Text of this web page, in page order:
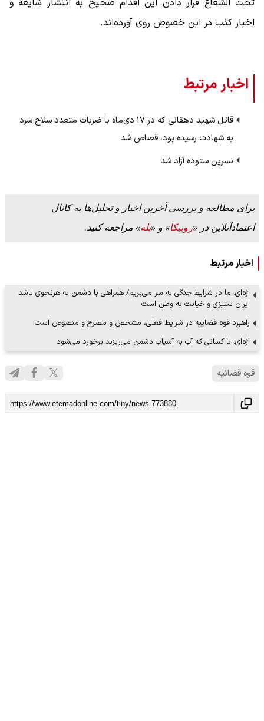
تحت الشعاع قرار دادن این اقدام صحیح به انتشار شایعه و
اخبار کذب در این خصوص روی آورده‌اند.
اخبار مرتبط
قاتل شهید دهقانی که در ۱۷ دی‌ماه با ضربات متعدد سلاح سرد
به شهادت رسیده بود، قصاص شد
نسرین ستوده آزاد شد
برای مطالعه و بررسی آخرین اخبار و تحلیل‌ها به کانال
اعتمادآنلاین در «روبیکا» و «بله» مراجعه کنید.
اخبار مرتبط
اژه‌ای: ما در شرایط جنگی به سر می‌بریم/ همراهی با دشمن به هرنحوی باشد
ایران ستیزی و خیانت به وطن است
راهبرد قوه قضاییه در شرایط فعلی، مشخص و مصرح و منصوص است
اژه‌ای: با کسانی که آب به آسیاب دشمن می‌ریزند برخورد می‌شود
قوه قضائیه